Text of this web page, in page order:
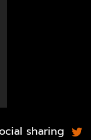
sharing